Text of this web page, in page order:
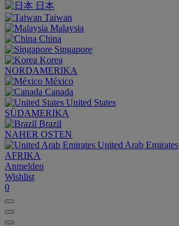
日本
Taiwan
Malaysia
China
Singapore
Korea
NORDAMERIKA
México
Canada
United States
SÜDAMERIKA
Brazil
NAHER OSTEN
United Arab Emirates
AFRIKA
Anmelden
Wishlist
0